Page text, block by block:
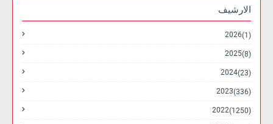
الارشيف
2026 (1)
2025 (8)
2024 (23)
2023 (336)
2022 (1250)